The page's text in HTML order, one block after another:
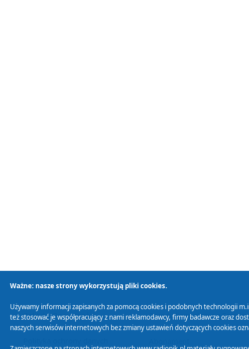
Polityka Prywatności Zasady korzystania z Serwisu
Ważne: nasze strony wykorzystują pliki cookies.
Używamy informacji zapisanych za pomocą cookies i podobnych technologii
też stosować je współpracujący z nami reklamodawcy, firmy badawcze oraz
naszych serwisów internetowych bez zmiany ustawień dotyczących cookies